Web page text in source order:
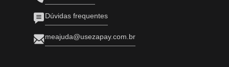
Dúvidas frequentes
meajuda@usezapay.com.br